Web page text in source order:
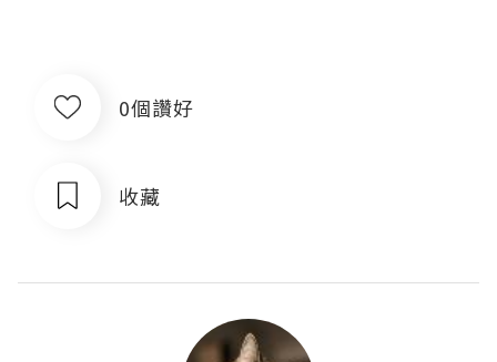
0個讚好
收藏